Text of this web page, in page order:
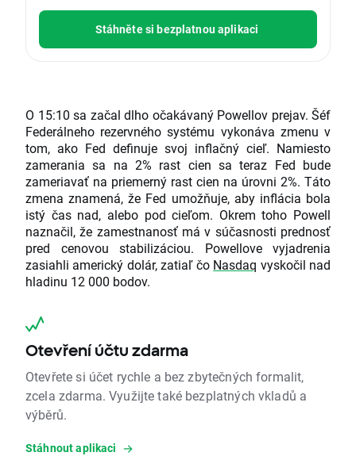
Stáhněte si bezplatnou aplikaci
O 15:10 sa začal dlho očakávaný Powellov prejav. Šéf
Federálneho rezervného systému vykonáva zmenu v
tom, ako Fed definuje svoj inflačný cieľ. Namiesto
zamerania sa na 2% rast cien sa teraz Fed bude
zameriavať na priemerný rast cien na úrovni 2%. Táto
zmena znamená, že Fed umožňuje, aby inflácia bola
istý čas nad, alebo pod cieľom. Okrem toho Powell
naznačil, že zamestnanosť má v súčasnosti prednosť
pred cenovou stabilizáciou. Powellove vyjadrenia
zasiahli americký dolár, zatiaľ čo Nasdaq vyskočil nad
hladinu 12 000 bodov.
Otevření účtu zdarma
Otevřete si účet rychle a bez zbytečných formalit,
zcela zdarma. Využijte také bezplatných vkladů a
výběrů.
Stáhnout aplikaci